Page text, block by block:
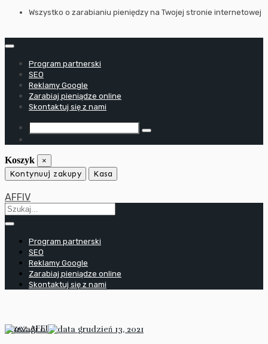
PrzejdźWszystko o zarabianiu pieniędzy na Twojej stronie internetowej
Program partnerski
SEO
Reklamy Google
Zarabiaj pieniądze online
Skontaktuj się z nami
Koszyk ×
Kontynuuj zakupy Kasa
AFFIV
Program partnerski
SEO
Reklamy Google
Zarabiaj pieniądze online
Skontaktuj się z nami
przez AFFIV
0 grudzień 13, 2021